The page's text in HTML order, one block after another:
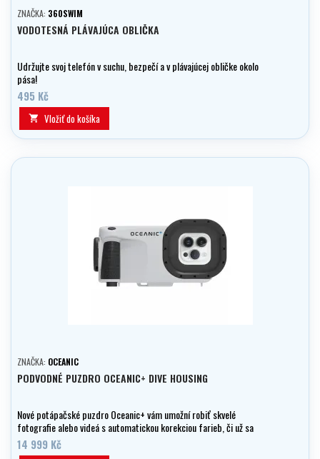
ZNAČKA: 360SWIM
VODOTESNÁ PLÁVAJÚCA OBLIČKA
Udržujte svoj telefón v suchu, bezpečí a v plávajúcej obličke okolo
pása!
495 Kč
 Vložiť do košíka
ZNAČKA: OCEANIC
PODVODNÉ PUZDRO OCEANIC+ DIVE HOUSING
Nové potápačské puzdro Oceanic+ vám umožní robiť skvelé
fotografie alebo videá s automatickou korekciou farieb, či už sa
potápate, šnorchlujete, pádlujete alebo len tak blbnete vo vode.
14 999 Kč